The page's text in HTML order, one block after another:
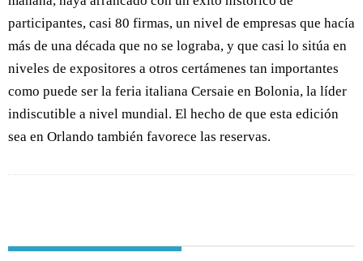
participantes, casi 80 firmas, un nivel de empresas que hacía
más de una década que no se lograba, y que casi lo sitúa en
niveles de expositores a otros certámenes tan importantes
como puede ser la feria italiana Cersaie en Bolonia, la líder
indiscutible a nivel mundial. El hecho de que esta edición
sea en Orlando también favorece las reservas.